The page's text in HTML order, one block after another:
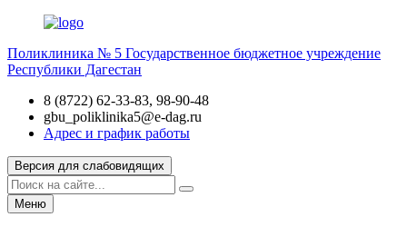
Поликлиника № 5 Государственное бюджетное учреждение
Республики Дагестан
8 (8722) 62-33-83, 98-90-48
gbu_poliklinika5@e-dag.ru
Адрес и график работы
Версия для слабовидящих
Меню